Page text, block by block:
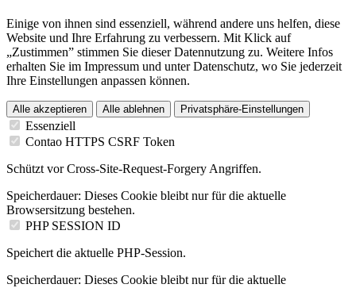
Einige von ihnen sind essenziell, während andere uns helfen, diese
Website und Ihre Erfahrung zu verbessern. Mit Klick auf
„Zustimmen” stimmen Sie dieser Datennutzung zu. Weitere Infos
erhalten Sie im Impressum und unter Datenschutz, wo Sie jederzeit
Ihre Einstellungen anpassen können.
Alle akzeptieren Alle ablehnen Privatsphäre-Einstellungen
Essenziell
Contao HTTPS CSRF Token
Schützt vor Cross-Site-Request-Forgery Angriffen.
Speicherdauer: Dieses Cookie bleibt nur für die aktuelle
Browsersitzung bestehen.
PHP SESSION ID
Speichert die aktuelle PHP-Session.
Speicherdauer: Dieses Cookie bleibt nur für die aktuelle